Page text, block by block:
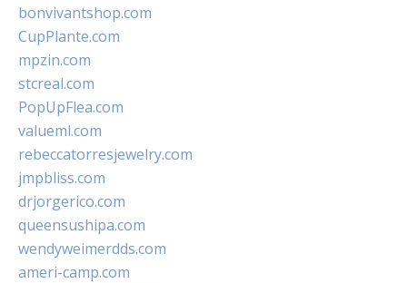
bonvivantshop.com
CupPlante.com
mpzin.com
stcreal.com
PopUpFlea.com
valueml.com
rebeccatorresjewelry.com
jmpbliss.com
drjorgerico.com
queensushipa.com
wendyweimerdds.com
ameri-camp.com